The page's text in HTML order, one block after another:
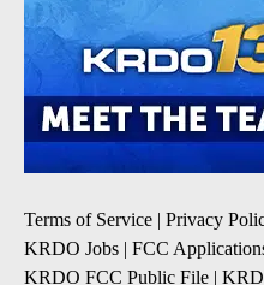
Terms of Service | Privacy
KRDO Jobs | FCC
KRDO FCC Public File |